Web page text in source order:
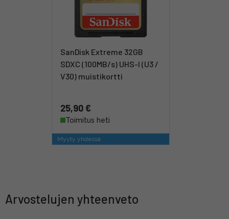
SanDisk Extreme 32GB
SDXC (100MB/s) UHS-I (U3 /
V30) muistikortti
25,90 €
Toimitus heti
Myyty yhdessä
Arvostelujen yhteenveto